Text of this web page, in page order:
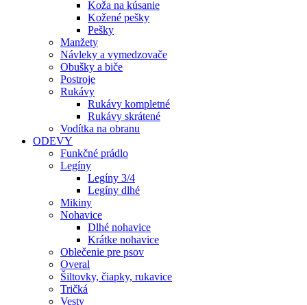
Koža na kúsanie
Kožené pešky
Pešky
Manžety
Návleky a vymedzovače
Obušky a biče
Postroje
Rukávy
Rukávy kompletné
Rukávy skrátené
Vodítka na obranu
ODEVY
Funkčné prádlo
Legíny
Legíny 3/4
Legíny dlhé
Mikiny
Nohavice
Dlhé nohavice
Krátke nohavice
Oblečenie pre psov
Overal
Šiltovky, čiapky, rukavice
Tričká
Vesty